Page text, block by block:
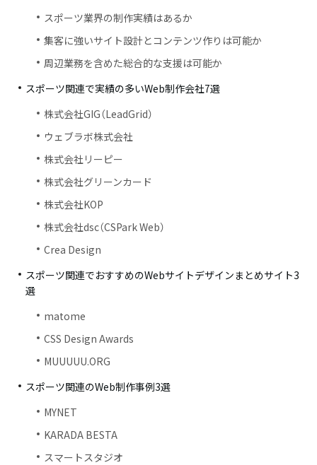
スポーツ業界の制作実績はあるか
集客に強いサイト設計とコンテンツ作りは可能か
周辺業務を含めた総合的な支援は可能か
スポーツ関連で実績の多いWeb制作会社7選
株式会社GIG（LeadGrid）
ウェブラボ株式会社
株式会社リーピー
株式会社グリーンカード
株式会社KOP
株式会社dsc（CSPark Web）
Crea Design
スポーツ関連でおすすめのWebサイトデザインまとめサイト3
選
matome
CSS Design Awards
MUUUUU.ORG
スポーツ関連のWeb制作事例3選
MYNET
KARADA BESTA
スマートスタジオ